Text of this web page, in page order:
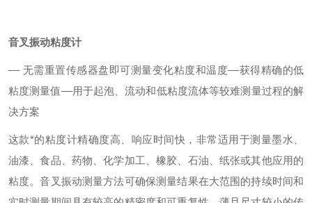
音叉振动粘度计
–– 无需重置传感器盘即可测量变化粘度和温度––获得精确的低
粘度测量值––用于起泡、流动和低粘度流体等较难测量过程的解
决方案
这款*的粘度计精确度高、响应时间快，非常适用于测量墨水、
油漆、食品、药物、化学加工、橡胶、石油、纸张或其他应用的
粘度。音叉振动测量方法可确保测量结果在大范围的持续时间和